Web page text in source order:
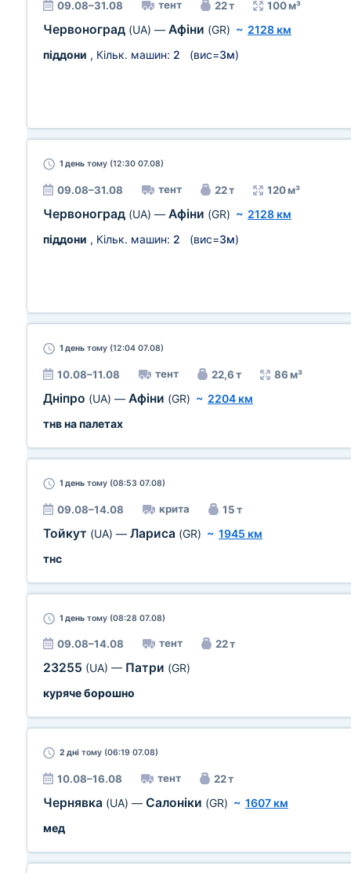
09.08–31.08 тент 22 т 100 м³
Червоноград (UA) — Афіни (GR) ~ 2128 км
піддони , Кільк. машин: 2 (вис=3м)
1 день тому (12:30 07.08)
09.08–31.08 тент 22 т 120 м³
Червоноград (UA) — Афіни (GR) ~ 2128 км
піддони , Кільк. машин: 2 (вис=3м)
1 день тому (12:04 07.08)
10.08–11.08 тент 22,6 т 86 м³
Дніпро (UA) — Афіни (GR) ~ 2204 км
тнв на палетах
1 день тому (08:53 07.08)
09.08–14.08 крита 15 т
Тойкут (UA) — Лариса (GR) ~ 1945 км
тнс
1 день тому (08:28 07.08)
09.08–14.08 тент 22 т
23255 (UA) — Патри (GR)
куряче борошно
2 дні тому (06:19 07.08)
10.08–16.08 тент 22 т
Чернявка (UA) — Салоніки (GR) ~ 1607 км
мед